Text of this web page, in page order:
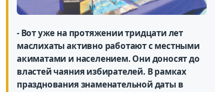
- Вот уже на протяжении тридцати лет
маслихаты активно работают с местными
акиматами и населением. Они доносят до
властей чаяния избирателей. В рамках
празднования знаменательной даты в